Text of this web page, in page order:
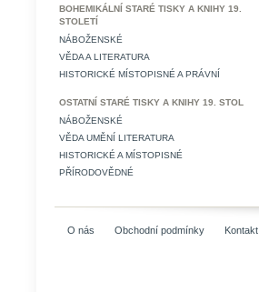
BOHEMIKÁLNÍ STARÉ TISKY A KNIHY 19.
STOLETÍ
NÁBOŽENSKÉ
VĚDA A LITERATURA
HISTORICKÉ MÍSTOPISNÉ A PRÁVNÍ
OSTATNÍ STARÉ TISKY A KNIHY 19. STOL
NÁBOŽENSKÉ
VĚDA UMĚNÍ LITERATURA
HISTORICKÉ A MÍSTOPISNÉ
PŘÍRODOVĚDNÉ
O nás Obchodní podmínky Kontakt